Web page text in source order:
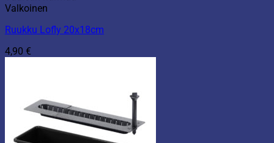
Valkoinen
Ruukku Lofly 20x18cm
4,90 €